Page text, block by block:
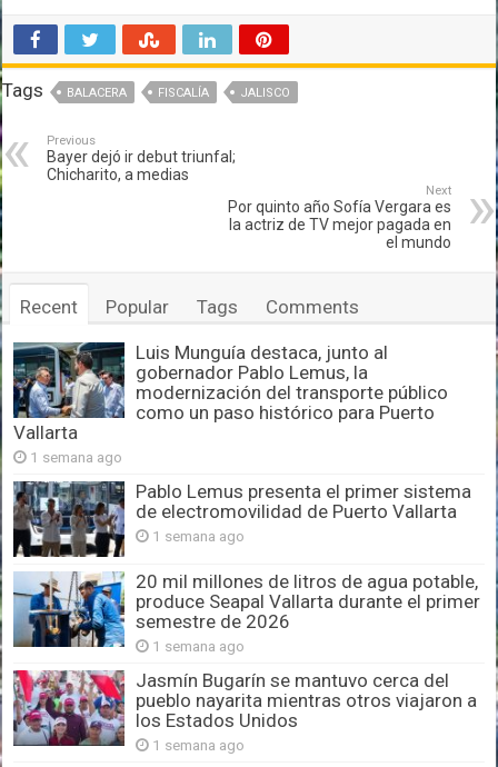
Tags BALACERA FISCALÍA JALISCO
Previous
Bayer dejó ir debut triunfal;
Chicharito, a medias
Next
Por quinto año Sofía Vergara es
la actriz de TV mejor pagada en
el mundo
Recent Popular Tags Comments
Luis Munguía destaca, junto al
gobernador Pablo Lemus, la
modernización del transporte público
como un paso histórico para Puerto
Vallarta
1 semana ago
Pablo Lemus presenta el primer sistema
de electromovilidad de Puerto Vallarta
1 semana ago
20 mil millones de litros de agua potable,
produce Seapal Vallarta durante el primer
semestre de 2026
1 semana ago
Jasmín Bugarín se mantuvo cerca del
pueblo nayarita mientras otros viajaron a
los Estados Unidos
1 semana ago